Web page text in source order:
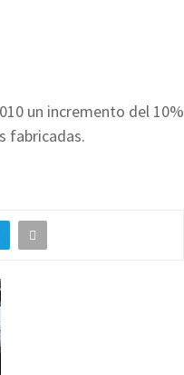
un incremento del 10%
fabricadas.